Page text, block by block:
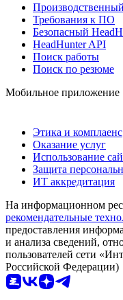
Требования к ПО
Безопасный
HeadHunter API
Поиск работы
Поиск по резюме
Мобильное приложение
Этика и комплаенс
Оказание услуг
Использование
Защита
ИТ аккредитация
На информационном
рекомендательные
предоставления
и анализа сведений,
пользователей сети
Российской Федерации)